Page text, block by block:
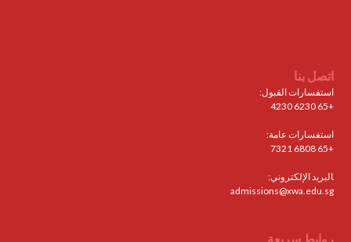
اتصل بنا
استفسارات القبول:
+65 6230 4230
استفسارات عامة:
+65 6808 7321
البريد الإلكتروني:
admissions@xwa.edu.sg
روابط سريعة